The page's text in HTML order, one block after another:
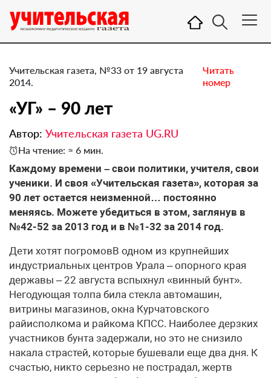
Учительская газета, №33 от 19 августа
2014.
Читать
номер
«УГ» – 90 лет
Автор: Учительская газета UG.RU
На чтение: ≈ 6 мин.
​Каждому времени – свои политики, учителя, свои
ученики. И своя «Учительская газета», которая за
90 лет остается неизменной… постоянно
меняясь. Можете убедиться в этом, заглянув в
№42-52 за 2013 год и в №1-32 за 2014 год.
Дети хотят погромовВ одном из крупнейших
индустриальных центров Урала – опорного края
державы – 22 августа вспыхнул «винный бунт».
Негодующая толпа била стекла автомашин,
витрины магазинов, окна Курчатовского
райисполкома и райкома КПСС. Наиболее дерзких
участников бунта задержали, но это не снизило
накала страстей, которые бушевали еще два дня. К
счастью, никто серьезно не пострадал, жертв